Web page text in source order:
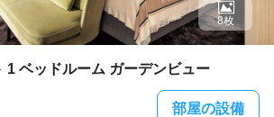
1 ベッドルーム ガーデンビュー
部屋の設備
8枚